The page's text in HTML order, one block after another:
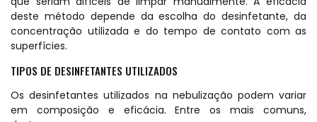
deste método depende da escolha do desinfetante, da
concentração utilizada e do tempo de contato com as
superfícies.
TIPOS DE DESINFETANTES UTILIZADOS
Os desinfetantes utilizados na nebulização podem variar
em composição e eficácia. Entre os mais comuns,